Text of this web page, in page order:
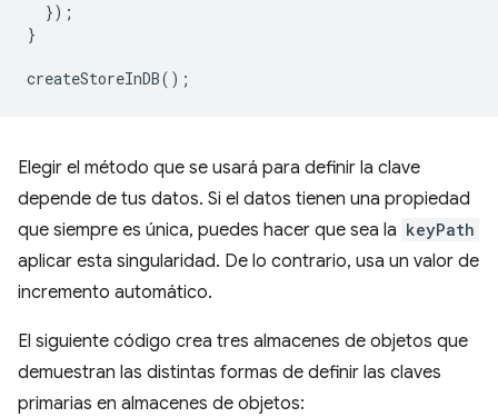
});
}
createStoreInDB();
Elegir el método que se usará para definir la clave
depende de tus datos. Si el datos tienen una propiedad
que siempre es única, puedes hacer que sea la keyPath
aplicar esta singularidad. De lo contrario, usa un valor de
incremento automático.
El siguiente código crea tres almacenes de objetos que
demuestran las distintas formas de definir las claves
primarias en almacenes de objetos: